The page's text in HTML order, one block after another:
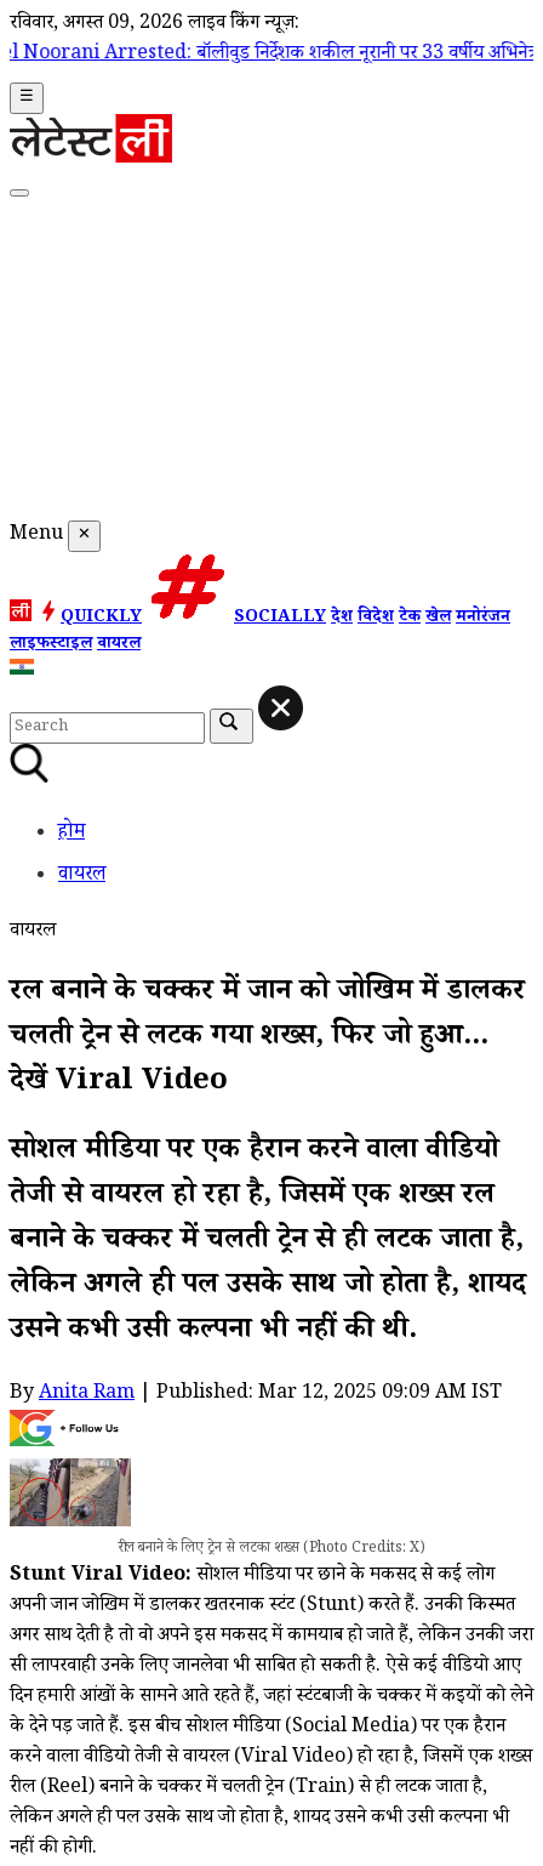
रविवार, अगस्त 09, 2026 लाइव ब्रेकिंग न्यूज़:
बॉलीवुड निर्देशक शकील नूरानी पर 33 वर्षीय अभिनेत्री ने लगाया यौन
☰
Menu ✕
QUICKLY SOCIALLYदेशविदेशटेकखेलमनोरंजन
लाइफस्टाइलवायरल
होम
वायरल
वायरल
रील बनाने के चक्कर में जान को जोखिम में डालकर
चलती ट्रेन से लटक गया शख्स, फिर जो हुआ...
देखें Viral Video
सोशल मीडिया पर एक हैरान करने वाला वीडियो
तेजी से वायरल हो रहा है, जिसमें एक शख्स रील
बनाने के चक्कर में चलती ट्रेन से ही लटक जाता है,
लेकिन अगले ही पल उसके साथ जो होता है, शायद
उसने कभी उसी कल्पना भी नहीं की थी.
ByAnita Ram | Published: Mar 12, 2025 09:09 AM IST
रील बनाने के लिए ट्रेन से लटका शख्स (Photo Credits: X)
Stunt Viral Video:सोशल मीडिया पर छाने के मकसद से कई लोग
अपनी जान जोखिम में डालकर खतरनाक स्टंट (Stunt) करते हैं. उनकी किस्मत
अगर साथ देती है तो वो अपने इस मकसद में कामयाब हो जाते हैं, लेकिन उनकी जरा
सी लापरवाही उनके लिए जानलेवा भी साबित हो सकती है. ऐसे कई वीडियो आए
दिन हमारी आंखों के सामने आते रहते हैं, जहां स्टंटबाजी के चक्कर में कइयों को लेने
के देने पड़ जाते हैं. इस बीच सोशल मीडिया (Social Media) पर एक हैरान
करने वाला वीडियो तेजी से वायरल (Viral Video) हो रहा है, जिसमें एक शख्स
रील (Reel) बनाने के चक्कर में चलती ट्रेन (Train) से ही लटक जाता है,
लेकिन अगले ही पल उसके साथ जो होता है, शायद उसने कभी उसी कल्पना भी
नहीं की होगी.